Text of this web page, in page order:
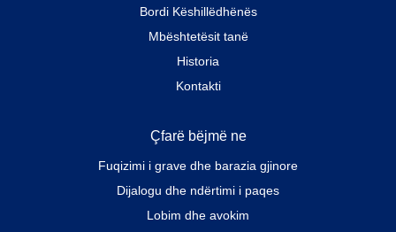
Bordi Këshillëdhënës
Mbështetësit tanë
Historia
Kontakti
Çfarë bëjmë ne
Fuqizimi i grave dhe barazia gjinore
Dijalogu dhe ndërtimi i paqes
Lobim dhe avokim